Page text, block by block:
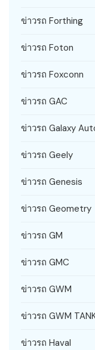
ข่าวรถ Forthing
ข่าวรถ Foton
ข่าวรถ Foxconn
ข่าวรถ GAC
ข่าวรถ Galaxy
ข่าวรถ Geely
ข่าวรถ Genesis
ข่าวรถ Geometry
ข่าวรถ GM
ข่าวรถ GMC
ข่าวรถ GWM
ข่าวรถ GWM
ข่าวรถ Haval